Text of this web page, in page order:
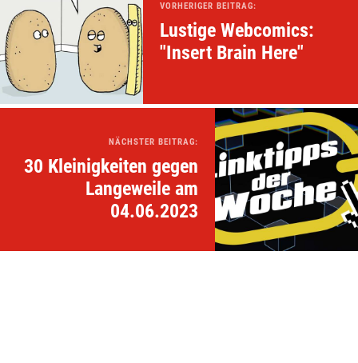
VORHERIGER BEITRAG:
Lustige Webcomics:
"Insert Brain Here"
NÄCHSTER BEITRAG:
30 Kleinigkeiten gegen
Langeweile am
04.06.2023